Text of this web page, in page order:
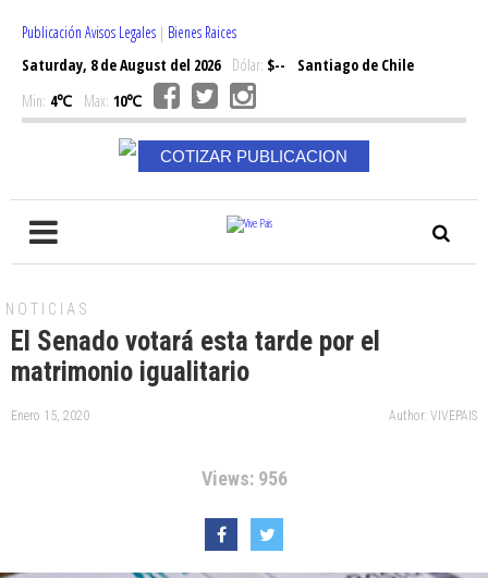
Publicación Avisos Legales | Bienes Raices
Saturday, 8 de August del 2026Dólar: $--
Santiago de Chile
Min: 4℃ Max: 10℃
COTIZAR PUBLICACION
NOTICIAS
El Senado votará esta tarde por el
matrimonio igualitario
Enero 15, 2020 Author: VIVEPAIS
Views: 956